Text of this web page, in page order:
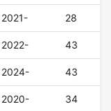
2021- 28
2022- 43
2024- 43
2020- 34